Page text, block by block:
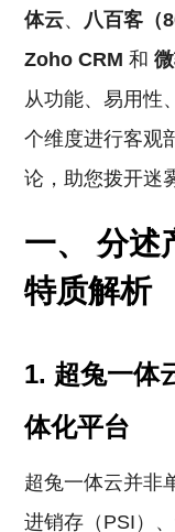
体云、 八百客（
Zoho CRM 和
从功能、易用性
个维度进行客观
论，助您拨开迷
一、 分述
特质解析
1. 超兔一体
体化平台
超兔一体云并非
进销存（PSI）